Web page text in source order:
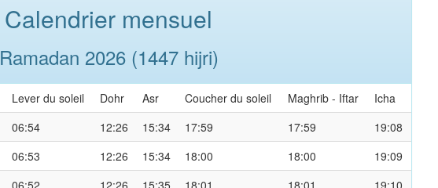
Calendrier mensuel
Ramadan 2026 (1447 hijri)
Lever du soleil Dohr Asr Coucher du soleil Maghrib - Iftar
Icha
06:54 12:26 15:34 17:59 17:59
19:08
06:53 12:26 15:34 18:00 18:00
19:09
06:52 12:26 15:35 18:01 18:01
19:10